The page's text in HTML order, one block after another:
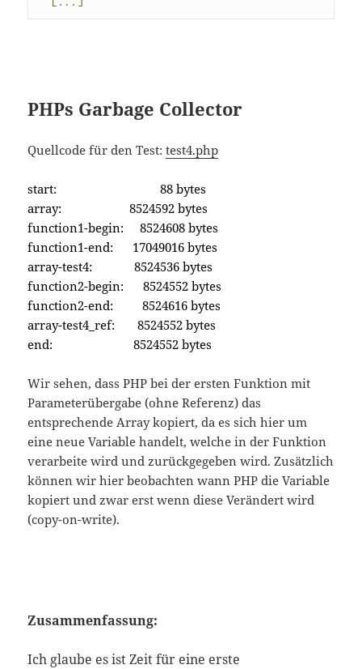
PHPs Garbage Collector
Quellcode für den Test:test4.php
start: 88 bytes
array: 8524592 bytes
function1-begin: 8524608 bytes
function1-end: 17049016 bytes
array-test4: 8524536 bytes
function2-begin: 8524552 bytes
function2-end: 8524616 bytes
array-test4_ref: 8524552 bytes
end: 8524552 bytes
Wir sehen, dass PHP bei der ersten Funktion mit
Parameterübergabe (ohne Referenz) das
entsprechende Array kopiert, da es sich hier um
eine neue Variable handelt, welche in der Funktion
verarbeite wird und zurückgegeben wird. Zusätzlich
können wir hier beobachten wann PHP die Variable
kopiert und zwar erst wenn diese Verändert wird
(copy-on-write).
Zusammenfassung:
Ich glaube es ist Zeit für eine erste